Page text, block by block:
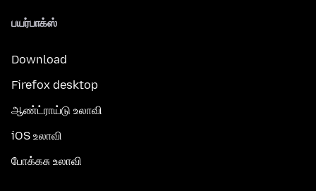
பயர்பாக்ஸ்
Download
Firefox desktop
ஆண்ட்ராய்டு உலாவி
iOS உலாவி
போக்கசு உலாவி